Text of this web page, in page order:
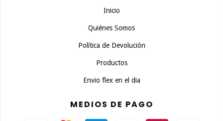
Inicio
Quiénes Somos
Política de Devolución
Productos
Envio flex en el dia
MEDIOS DE PAGO